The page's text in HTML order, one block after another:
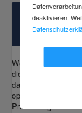
Wer einen
diesen regelmäßig
das Grün optimal
optimal in
Produktangebot
deaktivieren.